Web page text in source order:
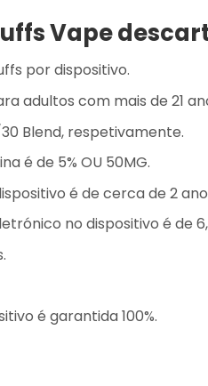
Vape
por dispositivo.
adultos com mais de 21
Blend, respetivamente.
é de 5% OU 50MG.
é de cerca de 2
no dispositivo é de
é garantida 100%.